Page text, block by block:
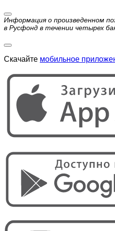
Информация о произведенном
в Русфонд в течении четырех
Скачайте мобильное